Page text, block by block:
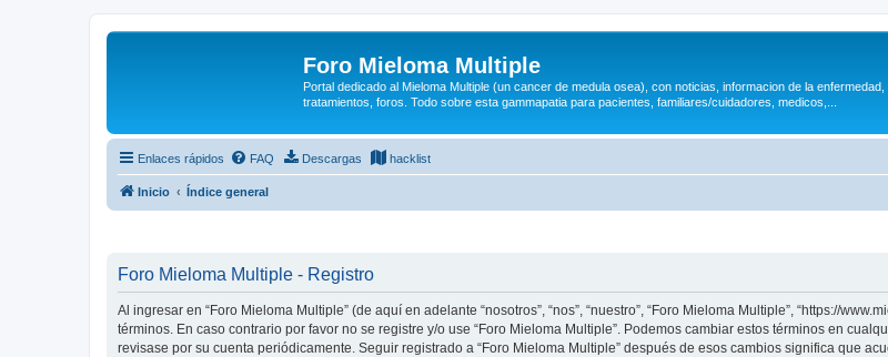
Foro Mieloma Multiple
Portal dedicado al Mieloma Multiple (un cancer de medula osea), con noticias, informacion de la enfermedad,
tratamientos, foros. Todo sobre esta gammapatia para pacientes, familiares/cuidadores, medicos,...
Enlaces rápidos FAQ Descargas hacklist
Inicio Índice general
Foro Mieloma Multiple - Registro
Al ingresar en “Foro Mieloma Multiple” (de aquí en adelante “nosotros”, “nos”, “nuestro”, “Foro Mieloma Multiple”, “https://
términos. En caso contrario por favor no se registre y/o use “Foro Mieloma Multiple”. Podemos cambiar estos términos en
revisase por su cuenta periódicamente. Seguir registrado a “Foro Mieloma Multiple” después de esos cambios significa que